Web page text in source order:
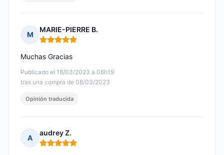
M
MARIE-PIERRE B.
Nota: 5 de 5
Publicado el 18/03/2023 à 06h19
tras una compra de 08/03/2023
Muchas Gracias
Opinión traducida
A
audrey Z.
Nota: 5 de 5